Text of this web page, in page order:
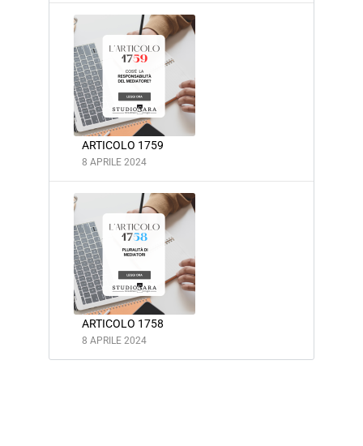
ARTICOLO 1759
8 APRILE 2024
ARTICOLO 1758
8 APRILE 2024